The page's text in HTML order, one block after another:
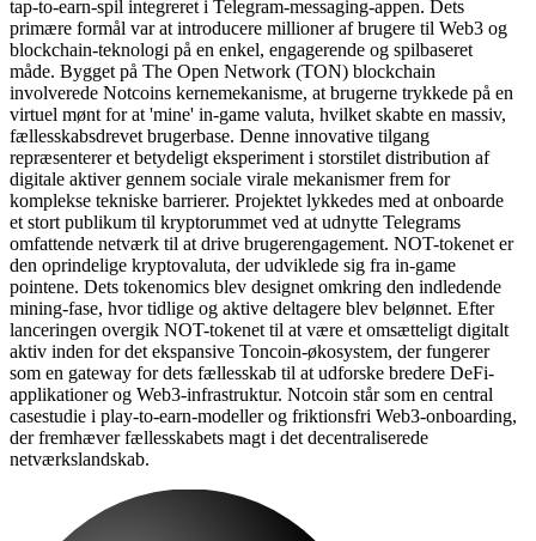
tap-to-earn-spil integreret i Telegram-messaging-appen. Dets
primære formål var at introducere millioner af brugere til Web3 og
blockchain-teknologi på en enkel, engagerende og spilbaseret
måde. Bygget på The Open Network (TON) blockchain
involverede Notcoins kernemekanisme, at brugerne trykkede på en
virtuel mønt for at 'mine' in-game valuta, hvilket skabte en massiv,
fællesskabsdrevet brugerbase. Denne innovative tilgang
repræsenterer et betydeligt eksperiment i storstilet distribution af
digitale aktiver gennem sociale virale mekanismer frem for
komplekse tekniske barrierer. Projektet lykkedes med at onboarde
et stort publikum til kryptorummet ved at udnytte Telegrams
omfattende netværk til at drive brugerengagement. NOT-tokenet er
den oprindelige kryptovaluta, der udviklede sig fra in-game
pointene. Dets tokenomics blev designet omkring den indledende
mining-fase, hvor tidlige og aktive deltagere blev belønnet. Efter
lanceringen overgik NOT-tokenet til at være et omsætteligt digitalt
aktiv inden for det ekspansive Toncoin-økosystem, der fungerer
som en gateway for dets fællesskab til at udforske bredere DeFi-
applikationer og Web3-infrastruktur. Notcoin står som en central
casestudie i play-to-earn-modeller og friktionsfri Web3-onboarding,
der fremhæver fællesskabets magt i det decentraliserede
netværkslandskab.